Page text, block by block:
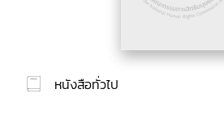
หนังสือทั่วไป